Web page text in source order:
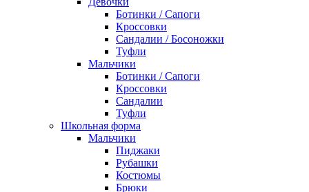
Ботинки / Сапоги
Кроссовки
Сандалии / Босоножки
Туфли
Мальчики
Ботинки / Сапоги
Кроссовки
Сандалии
Туфли
Школьная форма
Мальчики
Пиджаки
Рубашки
Костюмы
Брюки